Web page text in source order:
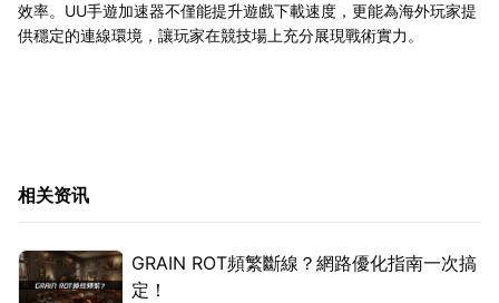
效率。UU手遊加速器不僅能提升遊戲下載速度，更能為海外玩家提
供穩定的連線環境，讓玩家在競技場上充分展現戰術實力。
相关资讯
GRAIN ROT頻繁斷線？網路優化指南一次搞
定！